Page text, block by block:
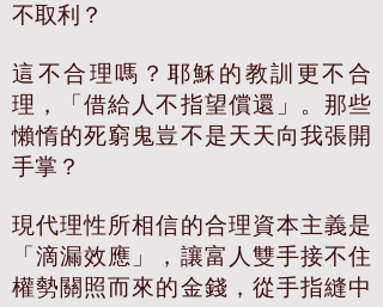
不取利？
這不合理嗎？耶穌的教訓更不合
理，「借給人不指望償還」。那些
懶惰的死窮鬼豈不是天天向我張開
手掌？
現代理性所相信的合理資本主義是
「滴漏效應」，讓富人雙手接不住
權勢關照而來的金錢，從手指縫中